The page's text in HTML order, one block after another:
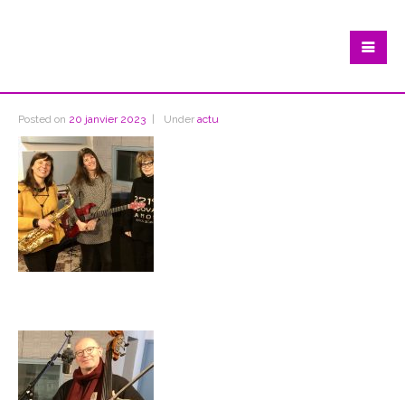
Posted on 20 janvier 2023 Under actu